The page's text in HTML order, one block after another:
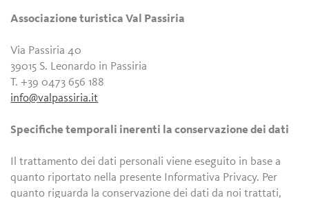
Associazione turistica Val Passiria
Via Passiria 40
39015 S. Leonardo in Passiria
T. +39 0473 656 188
info@valpassiria.it
Specifiche temporali inerenti la conservazione dei dati
Il trattamento dei dati personali viene eseguito in base a
quanto riportato nella presente Informativa Privacy. Per
quanto riguarda la conservazione dei dati da noi trattati,